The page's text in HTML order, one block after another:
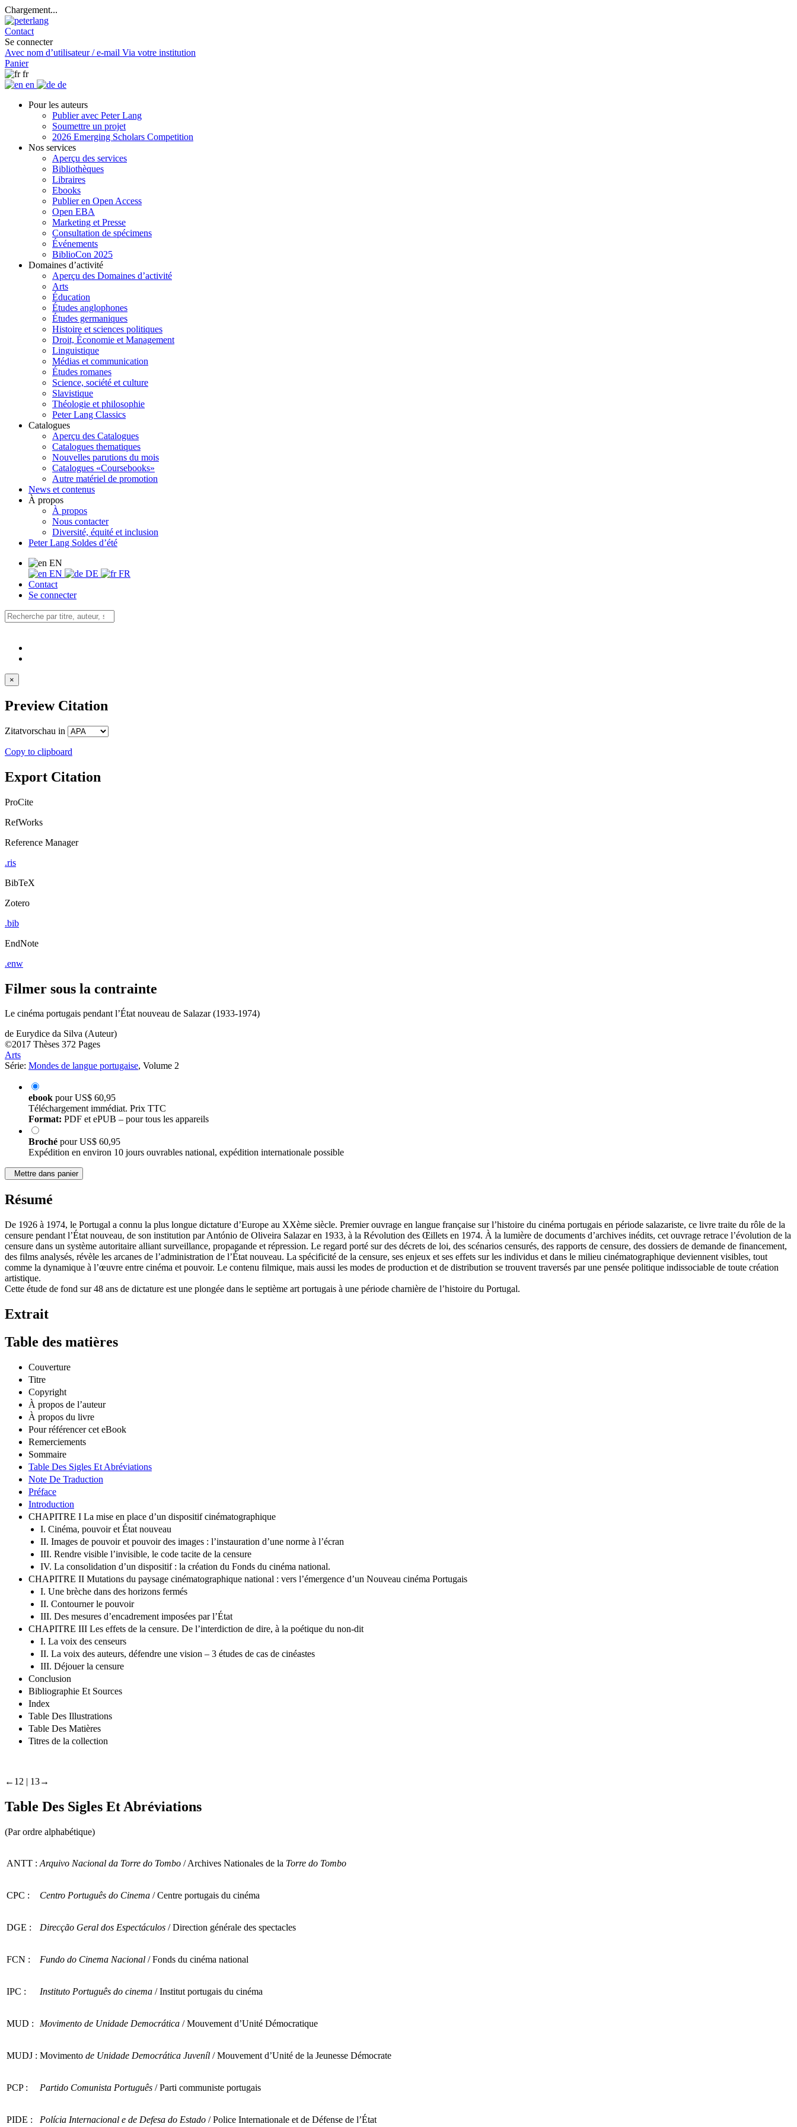
Chargement...
Contact
Se connecter
Avec nom d’utilisateur / e-mail Via votre institution
Panier
fr
en
de
Pour les auteurs
Publier avec Peter Lang
Soumettre un projet
2026 Emerging Scholars Competition
Nos services
Aperçu des services
Bibliothèques
Libraires
Ebooks
Publier en Open Access
Open EBA
Marketing et Presse
Consultation de spécimens
Événements
BiblioCon 2025
Domaines d’activité
Aperçu des Domaines d’activité
Arts
Éducation
Études anglophones
Études germaniques
Histoire et sciences politiques
Droit, Économie et Management
Linguistique
Médias et communication
Études romanes
Science, société et culture
Slavistique
Théologie et philosophie
Peter Lang Classics
Catalogues
Aperçu des Catalogues
Catalogues thematiques
Nouvelles parutions du mois
Catalogues «Coursebooks»
Autre matériel de promotion
News et contenus
À propos
À propos
Nous contacter
Diversité, équité et inclusion
Peter Lang Soldes d’été
EN
EN
DE
FR
Contact
Se connecter
×
Preview Citation
Zitatvorschau in
Copy to clipboard
Export Citation
ProCite
RefWorks
Reference Manager
.ris
BibTeX
Zotero
.bib
EndNote
.enw
Filmer sous la contrainte
Le cinéma portugais pendant l’État nouveau de Salazar (1933-1974)
de Eurydice da Silva (Auteur)
©2017 Thèses 372 Pages
Arts
Série: Mondes de langue portugaise, Volume 2
ebook pourUS$ 60,95
Téléchargement immédiat. Prix TTC
Format: PDF et ePUB – pour tous les appareils
Broché pourUS$ 60,95
Expédition en environ 10 jours ouvrables national, expédition internationale possible
Mettre dans panier
Résumé
De 1926 à 1974, le Portugal a connu la plus longue dictature d’Europe au XXème siècle. Premier ouvrage en langue française sur l’histoire du cinéma portugais en période salazariste, ce livre traite du rôle de la
censure pendant l’État nouveau, de son institution par António de Oliveira Salazar en 1933, à la Révolution des Œillets en 1974. À la lumière de documents d’archives inédits, cet ouvrage retrace l’évolution de la
censure dans un système autoritaire alliant surveillance, propagande et répression. Le regard porté sur des décrets de loi, des scénarios censurés, des rapports de censure, des dossiers de demande de financement,
des films analysés, révèle les arcanes de l’administration de l’État nouveau. La spécificité de la censure, ses enjeux et ses effets sur les individus et dans le milieu cinématographique deviennent visibles, tout
comme la dynamique à l’œuvre entre cinéma et pouvoir. Le contenu filmique, mais aussi les modes de production et de distribution se trouvent traversés par une pensée politique indissociable de toute création
artistique.
Cette étude de fond sur 48 ans de dictature est une plongée dans le septième art portugais à une période charnière de l’histoire du Portugal.
Extrait
Table des matières
Couverture
Titre
Copyright
À propos de l’auteur
À propos du livre
Pour référencer cet eBook
Remerciements
Sommaire
Table Des Sigles Et Abréviations
Note De Traduction
Préface
Introduction
CHAPITRE I La mise en place d’un dispositif cinématographique
I. Cinéma, pouvoir et État nouveau
II. Images de pouvoir et pouvoir des images : l’instauration d’une norme à l’écran
III. Rendre visible l’invisible, le code tacite de la censure
IV. La consolidation d’un dispositif : la création du Fonds du cinéma national.
CHAPITRE II Mutations du paysage cinématographique national : vers l’émergence d’un Nouveau cinéma Portugais
I. Une brèche dans des horizons fermés
II. Contourner le pouvoir
III. Des mesures d’encadrement imposées par l’État
CHAPITRE III Les effets de la censure. De l’interdiction de dire, à la poétique du non-dit
I. La voix des censeurs
II. La voix des auteurs, défendre une vision – 3 études de cas de cinéastes
III. Déjouer la censure
Conclusion
Bibliographie Et Sources
Index
Table Des Illustrations
Table Des Matières
Titres de la collection
←12 | 13→
Table Des Sigles Et Abréviations
(Par ordre alphabétique)
ANTT : Arquivo Nacional da Torre do Tombo / Archives Nationales de la Torre do Tombo
CPC : Centro Português do Cinema / Centre portugais du cinéma
DGE : Direcção Geral dos Espectáculos / Direction générale des spectacles
FCN : Fundo do Cinema Nacional / Fonds du cinéma national
IPC : Instituto Português do cinema / Institut portugais du cinéma
MUD : Movimento de Unidade Democrática / Mouvement d’Unité Démocratique
MUDJ : Movimento de Unidade Democrática Juveníl / Mouvement d’Unité de la Jeunesse Démocrate
PCP : Partido Comunista Português / Parti communiste portugais
PIDE : Polícia Internacional e de Defesa do Estado / Police Internationale et de Défense de l’État